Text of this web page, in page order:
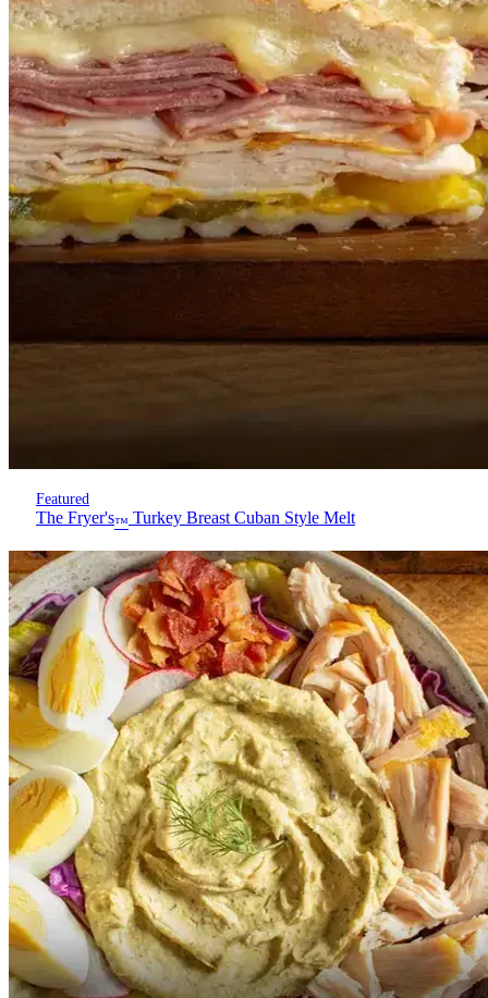
Featured
The Fryer's™ Turkey Breast Cuban Style Melt